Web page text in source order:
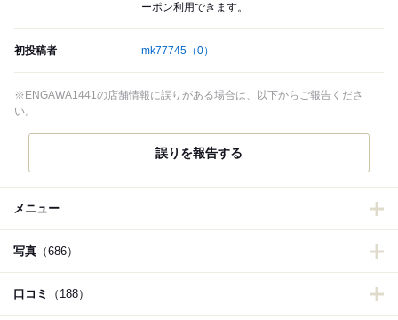
ーポン利用できます。
初投稿者 mk77745 （0）
※ENGAWA1441の店舗情報に誤りがある場合は、以下からご報告くださ
い。
誤りを報告する
メニュー
写真 （686）
口コミ （188）